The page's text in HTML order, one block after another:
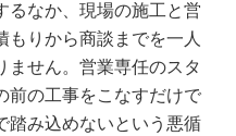
イン
るなか、現場の施工と営
もりから商談までを一人
ません。営業専任のスタ
前の工事をこなすだけで
踏み込めないという悪循